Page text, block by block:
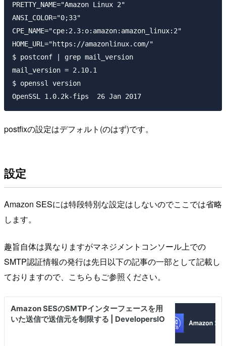
PRETTY_NAME="Amazon Linux 2"
ANSI_COLOR="0;33"
CPE_NAME="cpe:2.3:o:amazon:amazon_linux:2"
HOME_URL="https://amazonlinux.com/"
$ postconf | grep mail_version
mail_version = 2.10.1
$ openssl version
postfixの設定はデフォルト(のはず)です。
設定
Amazon SESには特段特別な設定はしないのでここでは省略
します。
趣旨自体は異なりますがマネジメントコンソール上での
SMTP認証情報の発行は先日以下の記事の一部として記載し
ておりますので、こちらもご参照ください。